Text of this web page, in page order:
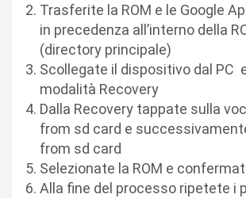
Trasferite la ROM e le Google
in precedenza all’interno della
(directory principale)
Scollegate il dispositivo dal PC
modalità Recovery
Dalla Recovery tappate sulla
from sd card e
from sd card
Selezionate la ROM e
Alla fine del processo ripetete i